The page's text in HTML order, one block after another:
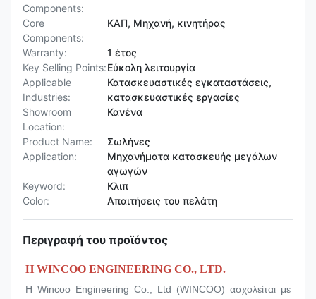
Components:
Core
Components:
ΚΑΠ, Μηχανή, κινητήρας
Warranty:
1 έτος
Key Selling Points:Εύκολη λειτουργία
Applicable
Industries:
Κατασκευαστικές εγκαταστάσεις,
κατασκευαστικές εργασίες
Showroom
Location:
Κανένα
Product Name:
Σωλήνες
Application:
Μηχανήματα κατασκευής μεγάλων
αγωγών
Keyword:
Κλιπ
Color:
Απαιτήσεις του πελάτη
Περιγραφή του προϊόντος
Η WINCOO ENGINEERING CO., LTD.
Η Wincoo Engineering Co., Ltd (WINCOO) ασχολείται με